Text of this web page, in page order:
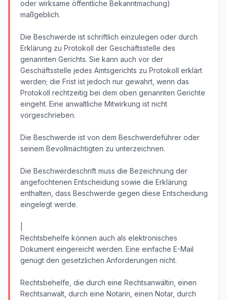
oder wirksame öffentliche Bekanntmachung)
maßgeblich.
Die Beschwerde ist schriftlich einzulegen oder durch
Erklärung zu Protokoll der Geschäftsstelle des
genannten Gerichts. Sie kann auch vor der
Geschäftsstelle jedes Amtsgerichts zu Protokoll erklärt
werden; die Frist ist jedoch nur gewahrt, wenn das
Protokoll rechtzeitig bei dem oben genannten Gerichte
eingeht. Eine anwaltliche Mitwirkung ist nicht
vorgeschrieben.
Die Beschwerde ist von dem Beschwerdeführer oder
seinem Bevollmächtigten zu unterzeichnen.
Die Beschwerdeschrift muss die Bezeichnung der
angefochtenen Entscheidung sowie die Erklärung
enthalten, dass Beschwerde gegen diese Entscheidung
eingelegt werde.
Rechtsbehelfe können auch als elektronisches
Dokument eingereicht werden. Eine einfache E-Mail
genügt den gesetzlichen Anforderungen nicht.
Rechtsbehelfe, die durch eine Rechtsanwältin, einen
Rechtsanwalt, durch eine Notarin, einen Notar, durch